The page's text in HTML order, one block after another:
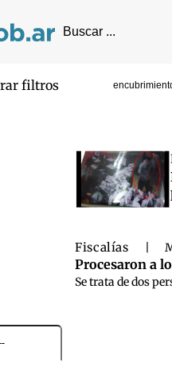
filtros
Fiscalías
Procesaron a
Se trata de dos